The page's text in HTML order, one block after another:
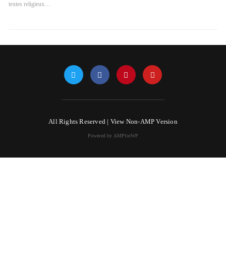
textes religieux…
All Rights Reserved | View Non-AMP Version
Powered by AMPforWP